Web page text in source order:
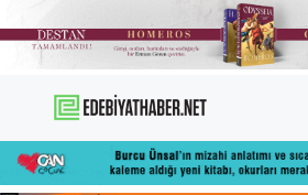
atla